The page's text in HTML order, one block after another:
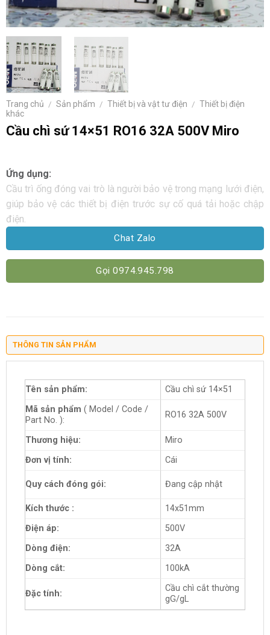
Trang chủ / Sản phẩm / Thiết bị và vật tư điện / Thiết bị điện
khác
Cầu chì sứ 14×51 RO16 32A 500V Miro
Ứng dụng:
Cầu trì ống đóng vai trò là người bảo vệ trong mạng lưới điện,
giúp bảo vệ các thiết bị điện trước sự cố quá tải hoặc chập
điện.
Chat Zalo
Gọi 0974.945.798
THÔNG TIN SẢN PHẨM
Tên sản phẩm:
Cầu chì sứ 14×51
Mã sản phẩm ( Model / Code /
Part No. ):
RO16 32A 500V
Thương hiệu:
Miro
Đơn vị tính:
Cái
Quy cách đóng gói: Đang cập nhật
Kích thước :
14x51mm
Điện áp:
500V
Dòng điện:
32A
Dòng cắt:
100kA
Đặc tính:
Cầu chì cắt thường
gG/gL